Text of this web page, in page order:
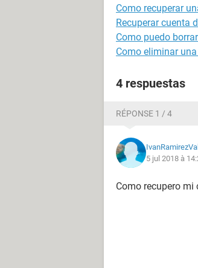
Como recuperar
Recuperar cuenta
Como puedo
Como eliminar
4 respuestas
RÉPONSE 1 / 4
5 jul 2018 à
Como recupero